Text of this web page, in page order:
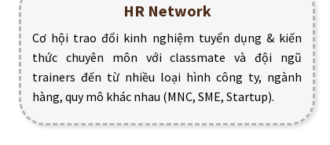
Cơ hội trao đổi kinh nghiệm tuyển dụng & kiến
thức chuyên môn với classmate và đội ngũ
trainers đến từ nhiều loại hình công ty, ngành
hàng, quy mô khác nhau (MNC, SME, Startup).
HR Network